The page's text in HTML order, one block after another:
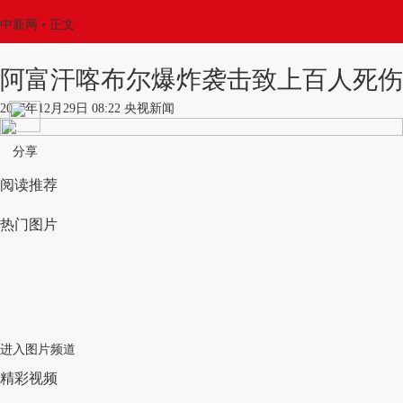
中新网 • 正文
阿富汗喀布尔爆炸袭击致上百人死伤
2017年12月29日 08:22 央视新闻
分享
阅读推荐
热门图片
进入图片频道
精彩视频